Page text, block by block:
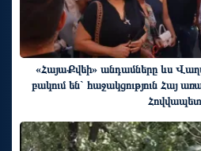
«ՀայաՔվեի» անդամները ևս
բակում են` հաջակցություն Հայ